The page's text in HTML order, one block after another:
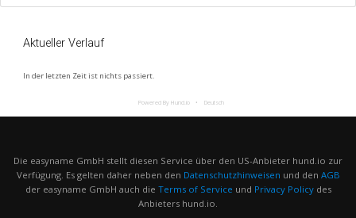
Aktueller Verlauf
In der letzten Zeit ist nichts passiert.
Powered By Hund.io Deutsch
Die easyname GmbH stellt diesen Service über den US-Anbieter hund.io zur
Verfügung. Es gelten daher neben den Datenschutzhinweisen und den AGB
der easyname GmbH auch die Terms of Service und Privacy Policydes
Anbieters hund.io.